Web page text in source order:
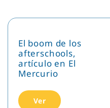
El boom de los
afterschools,
artículo en El
Mercurio
Ver